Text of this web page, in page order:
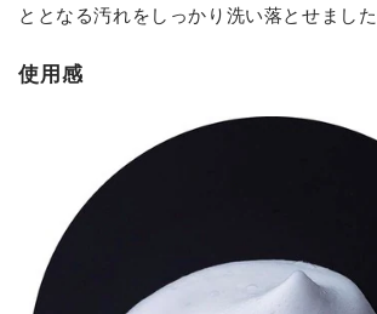
ととなる汚れをしっかり洗い落とせました
使用感